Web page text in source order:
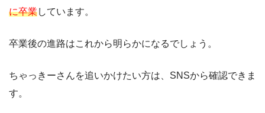
に卒業しています。
卒業後の進路はこれから明らかになるでしょう。
ちゃっきーさんを追いかけたい方は、SNSから確認できま
す。